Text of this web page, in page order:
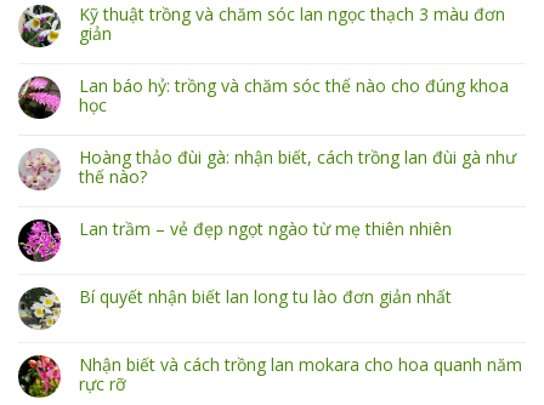
Kỹ thuật trồng và chăm sóc lan ngọc thạch 3 màu đơn
giản
Lan báo hỷ: trồng và chăm sóc thế nào cho đúng khoa
học
Hoàng thảo đùi gà: nhận biết, cách trồng lan đùi gà như
thế nào?
Lan trầm – vẻ đẹp ngọt ngào từ mẹ thiên nhiên
Bí quyết nhận biết lan long tu lào đơn giản nhất
Nhận biết và cách trồng lan mokara cho hoa quanh năm
rực rỡ